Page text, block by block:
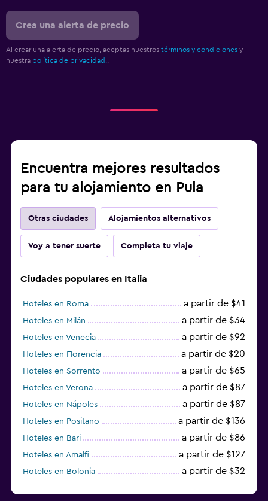
Crea una alerta de precio
Al crear una alerta de precio, aceptas nuestros términos y condiciones y
nuestra política de privacidad.
Encuentra mejores resultados
para tu alojamiento en Pula
Otras ciudades Alojamientos alternativos
Voy a tener suerte Completa tu viaje
Ciudades populares en Italia
Hoteles en Roma a partir de $41
Hoteles en Milán a partir de $34
Hoteles en Venecia a partir de $92
Hoteles en Florencia a partir de $20
Hoteles en Sorrento a partir de $65
Hoteles en Verona a partir de $87
Hoteles en Nápoles a partir de $87
Hoteles en Positano a partir de $136
Hoteles en Bari a partir de $86
Hoteles en Amalfi a partir de $127
Hoteles en Bolonia a partir de $32